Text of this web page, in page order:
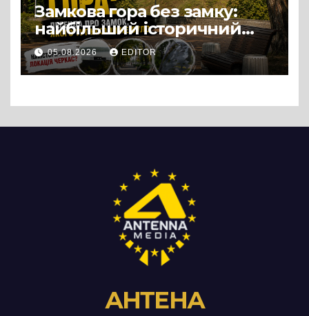
Замкова гора без замку:
найбільший історичний
міф Черкас
05.08.2026 EDITOR
АНТЕНА